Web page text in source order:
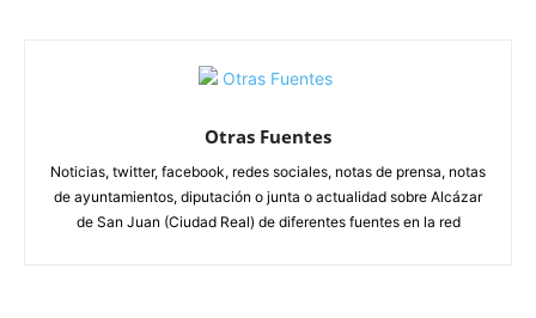
Otras Fuentes
Noticias, twitter, facebook, redes sociales, notas de prensa, notas
de ayuntamientos, diputación o junta o actualidad sobre Alcázar
de San Juan (Ciudad Real) de diferentes fuentes en la red